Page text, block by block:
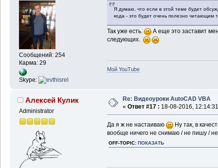
Сообщений: 254
Карма: 29
Skype:
Я думаю, что если в этой теме будет
кода - это будет очень полезно читающим
Так уже есть.
А еще это заставит
следующих.
Мой YouTube
Алексей Кулик
Administrator
Re: Видеоуроки AutoCAD VBA
« Ответ #17 : 18-08-2016,
Да я ж не настаиваю
Ну так, в
вообще ничего не снимаю / не пишу /
OFF-TOPIC: ПОКАЗАТЬ